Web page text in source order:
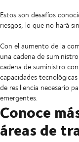
Estos son desafíos
riesgos, lo que no hará
Con el aumento de la
una cadena de
cadena de suministro
capacidades
de resiliencia necesario
emergentes.
Conoce
áreas de